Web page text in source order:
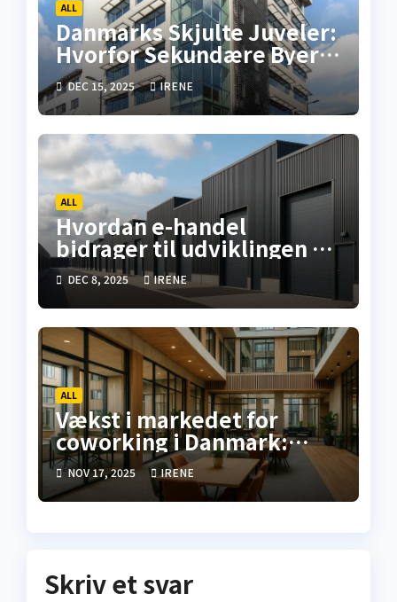
ALL
Danmarks Skjulte Juveler:
Hvorfor Sekundære Byer
Tilbyder Overlegne
Investeringsmuligheder i
Erhvervsejendomme
DEC 15, 2025 IRENE
ALL
Hvordan e-handel
bidrager til udviklingen af
lagerfaciliteter i Danmark
DEC 8, 2025 IRENE
ALL
Vækst i markedet for
coworking i Danmark:
analyse for 2026
NOV 17, 2025 IRENE
Skriv et svar